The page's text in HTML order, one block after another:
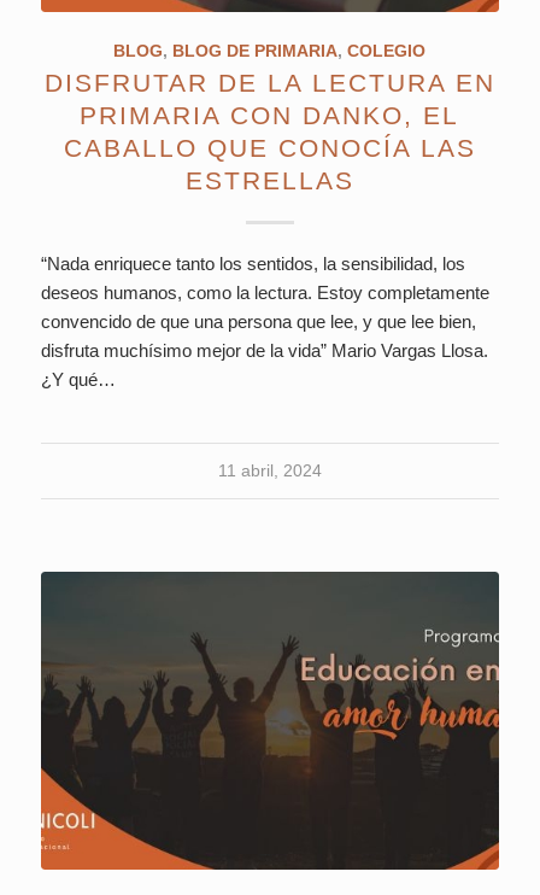
BLOG, BLOG DE PRIMARIA,COLEGIO
DISFRUTAR DE LA LECTURA EN
PRIMARIA CON DANKO, EL
CABALLO QUE CONOCÍA LAS
ESTRELLAS
“Nada enriquece tanto los sentidos, la sensibilidad, los
deseos humanos, como la lectura. Estoy completamente
convencido de que una persona que lee, y que lee bien,
disfruta muchísimo mejor de la vida” Mario Vargas Llosa.
¿Y qué…
11 abril, 2024